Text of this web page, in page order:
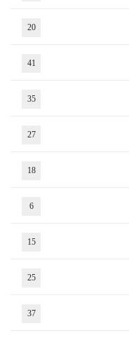
20
41
35
27
18
6
15
25
37